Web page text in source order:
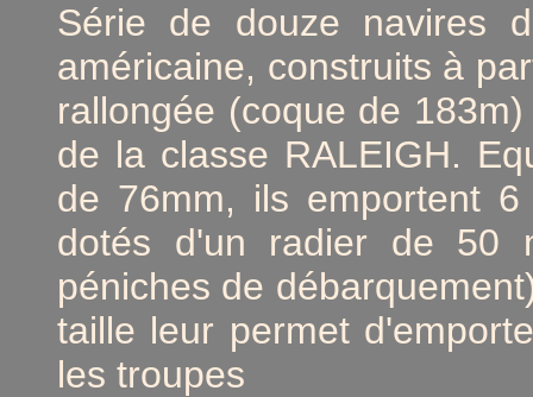
Série de douze navires
américaine, construits à
rallongée (coque de
de la classe RALEIGH.
de 76mm, ils emportent
dotés d'un radier de 50
péniches de
taille leur permet
les troupes